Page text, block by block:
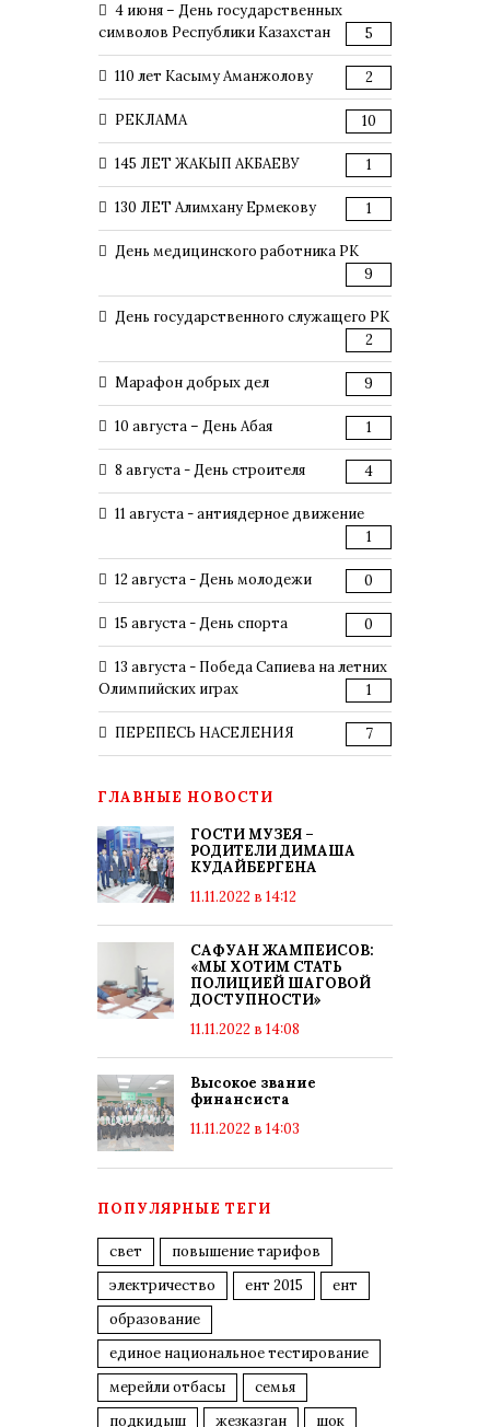
4 июня – День государственных
символов Республики Казахстан
5
110 лет Касыму Аманжолову 2
РЕКЛАМА 10
145 ЛЕТ ЖАКЫП АКБАЕВУ 1
130 ЛЕТ Алимхану Ермекову 1
День медицинского работника РК
9
День государственного служащего РК
2
Марафон добрых дел 9
10 августа – День Абая 1
8 августа - День строителя 4
11 августа - антиядерное движение
1
12 августа - День молодежи 0
15 августа - День спорта 0
13 августа - Победа Сапиева на летних
Олимпийских играх
1
ПЕРЕПЕСЬ НАСЕЛЕНИЯ 7
ГЛАВНЫЕ НОВОСТИ
ГОСТИ МУЗЕЯ –
РОДИТЕЛИ ДИМАША
КУДАЙБЕРГЕНА
11.11.2022 в 14:12
САФУАН ЖАМПЕИСОВ:
«МЫ ХОТИМ СТАТЬ
ПОЛИЦИЕЙ ШАГОВОЙ
ДОСТУПНОСТИ»
11.11.2022 в 14:08
Высокое звание
финансиста
11.11.2022 в 14:03
ПОПУЛЯРНЫЕ ТЕГИ
свет
повышение тарифов
электричество
ент 2015
ент
образование
единое национальное тестирование
мерейли отбасы
семья
подкидыш
жезказган шок